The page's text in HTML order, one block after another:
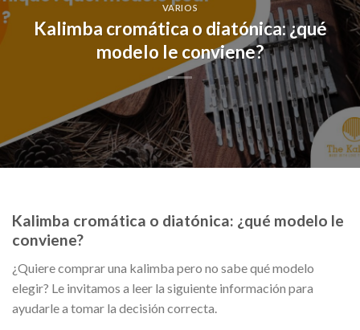
VARIOS
Kalimba cromática o diatónica: ¿qué
modelo le conviene?
Kalimba cromática o diatónica: ¿qué modelo le
conviene?
¿Quiere comprar una kalimba pero no sabe qué modelo
elegir? Le invitamos a leer la siguiente información para
ayudarle a tomar la decisión correcta.